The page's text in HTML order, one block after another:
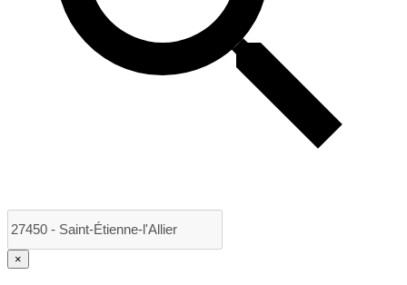
×